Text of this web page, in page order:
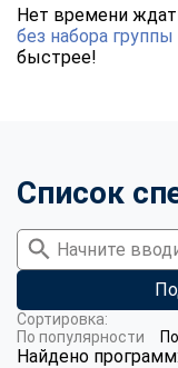
Нет времени
без набора группы
быстрее!
Список
Найдено
Сортировка:
По популярности